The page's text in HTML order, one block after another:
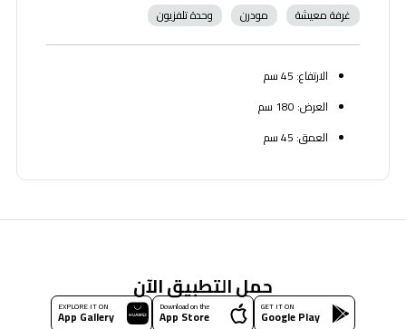
غرفة معيشة مودرن وحدة تلفزيون
الارتفاع: 45 سم
العرض: 180 سم
العمق: 45 سم
حمل التطبيق الآن
GET IT ON
Google Play
Download on the
App Store
EXPLORE IT ON
App Gallery